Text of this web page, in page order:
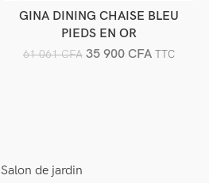
Ajouter au panier
GINA DINING CHAISE BLEU
PIEDS EN OR
61 061CFA 35 900CFA TTC
Salon de jardin